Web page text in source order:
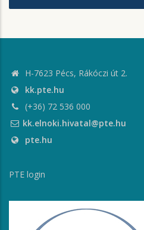
H-7623 Pécs, Rákóczi út 2.
kk.pte.hu
(+36) 72 536 000
kk.elnoki.hivatal@pte.hu
pte.hu
PTE login